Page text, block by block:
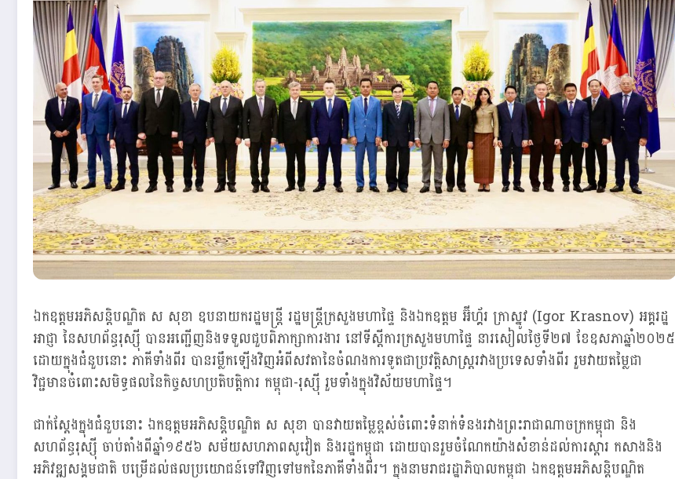
ឯកឧត្ដ​ម​អភិសន្តិបណ្ឌិត ស សុខា ឧបនាយករដ្ឋមន្ត្រី រដ្ឋមន្ត្រីក្រសួងមហាផ្ទៃ និងឯកឧត្ដម អ៊ីហ្គ័រ ក្រាស្នូវ (Igor Krasnov) អគ្គរដ្ឋ
អាជ្ញា នៃសហព័ន្ធរុស្ស៊ី បានអញ្ជើញនិងទទួលជួបពិភាក្សាការងារ នៅទីស្ដីការក្រសួងមហាផ្ទៃ នារសៀលថ្ងៃទី២៧ ខែឧសភាឆ្នាំ២០២៥
ដោយក្នុងជំនួបនោះ ភាគីទាំងពីរ បានរម្លឹកឡើងវិញអំពីសវតានៃចំណងការទូតជាប្រវត្តិសាស្រ្តរវាងប្រទេសទាំងពីរ រួមវាយតម្លៃជា
វិជ្ជមានចំពោះសមិទ្ធផលនៃកិច្ចសហប្រតិបត្តិការ កម្ពុជា-រុស្សុី រួមទាំងក្នុងវិស័យមហាផ្ទៃ។
ជាក់ស្ដែងក្នុងជំនួបនោះ ​​​​​​​ឯកឧត្ដ​ម​អភិសន្តិបណ្ឌិត ស សុខា បានវាយតម្លៃខ្ពស់ចំពោះទំនាក់ទំនងរវាងព្រះរាជាណាចក្រកម្ពុជា និង
សហព័ន្ធរុស្ស៊ី ចាប់តាំងពីឆ្នាំ១៩៥៦ សម័យសហភាពសូវៀត និងរដ្ឋកម្ពុជា ដោយបានរួមចំណែកយ៉ាងសំខាន់ដល់ការស្តារ កសាងនិង
អភិវឌ្ឍសង្គមជាតិ បម្រើដល់ផលប្រយោជន៍ទៅវិញទៅមកនៃភាគីទាំងពីរ។ ក្នុងនាមរាជរដ្ឋាភិបាលកម្ពុជា ឯកឧត្ដ​ម​អភិសន្តិបណ្ឌិត